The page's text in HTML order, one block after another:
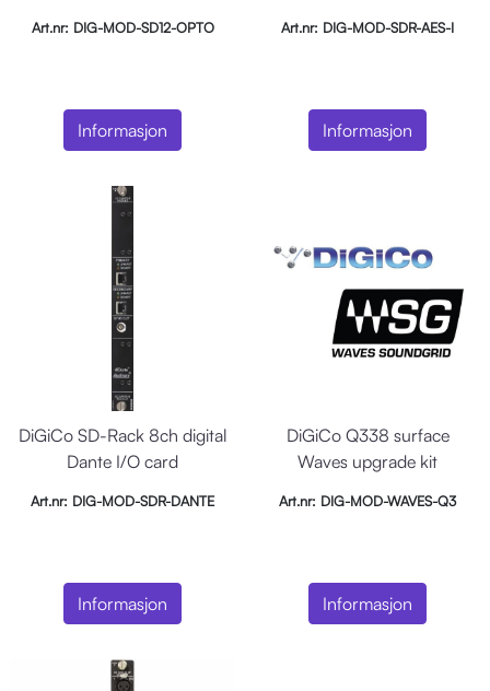
Art.nr: DIG-MOD-SD12-OPTO
Informasjon
Art.nr: DIG-MOD-SDR-AES-I
Informasjon
DiGiCo SD-Rack 8ch digital
Dante I/O card
Art.nr: DIG-MOD-SDR-DANTE
Informasjon
DiGiCo Q338 surface
Waves upgrade kit
Art.nr: DIG-MOD-WAVES-Q3
Informasjon